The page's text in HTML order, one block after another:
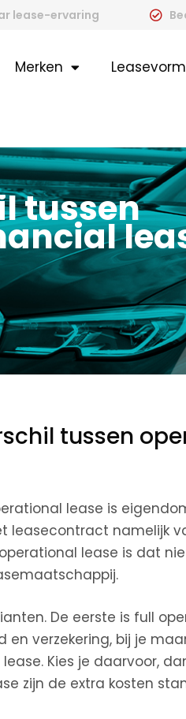
lease-ervaring
Merken
tussen
tussen
lease is
leasecontract namelijk
lease is dat
De eerste is full
en verzekering, bij je
Kies je daarvoor,
zijn de extra kosten